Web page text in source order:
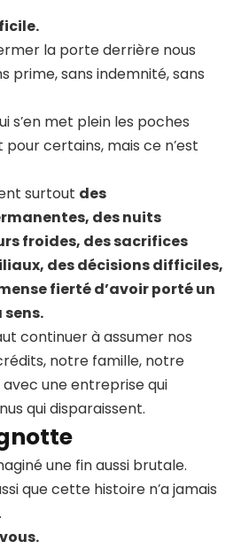
la porte derrière nous
prime, sans indemnité, sans
s’en met plein les poches
certains, mais ce n’est
surtout des
des nuits
froides, des sacrifices
des décisions difficiles,
fierté d’avoir porté un
continuer à assumer nos
notre famille, notre
une entreprise qui
qui disparaissent.
une fin aussi brutale.
que cette histoire n’a jamais